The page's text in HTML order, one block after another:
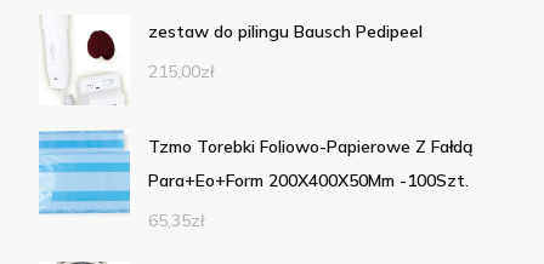
zestaw do pilingu Bausch Pedipeel
215,00zł
Tzmo Torebki Foliowo-Papierowe Z Fałdą
Para+Eo+Form 200X400X50Mm -100Szt.
65,35zł